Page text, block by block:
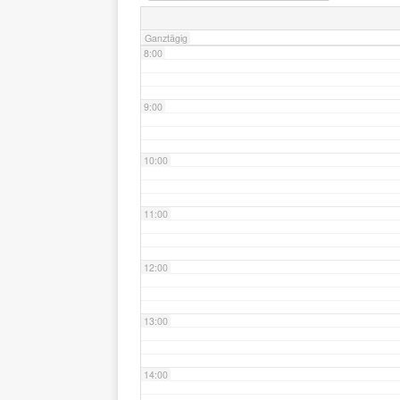
Ganztägig
8:00
9:00
10:00
11:00
12:00
13:00
14:00